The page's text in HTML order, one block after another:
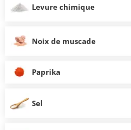
Levure chimique
Noix de muscade
Paprika
Sel